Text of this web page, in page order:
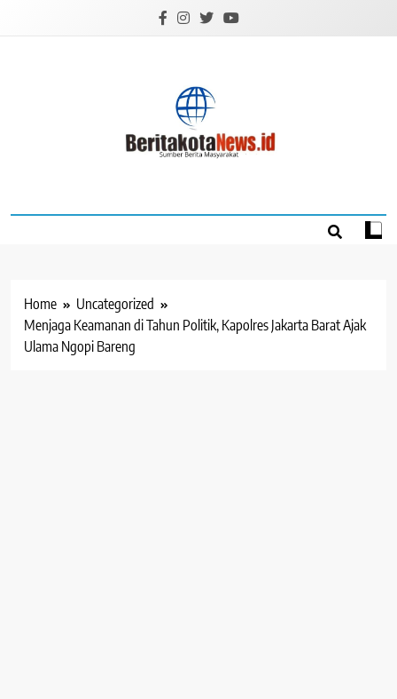
Home
Uncategorized
Menjaga Keamanan di Tahun Politik, Kapolres Jakarta Barat Ajak
Ulama Ngopi Bareng